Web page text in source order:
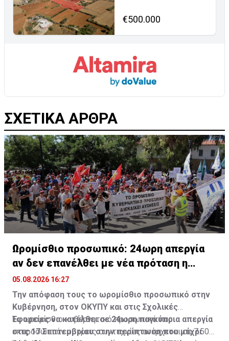
€500.000
ΣΧΕΤΙΚΑ ΑΡΘΡΑ
Ωρομίσθιο προσωπικό: 24ωρη απεργία
αν δεν επανέλθει με νέα πρόταση η
Κυβέρνηση
05.08.2026 16:27
Την απόφαση τους το ωρομίσθιο προσωπικό στην
Κυβέρνηση, στον ΟΚΥΠΥ και στις Σχολικές
Εφορείες να κατέλθει σε 24ωρη παγκύπρια απεργία
στις 17 Σεπτεμβρίου στην περίπτωση που μέχρι
Το ωρομίσθιο κυβερνητικό προσωπικό που
εκπροσωπούν οι τρεις συντεχνίες ανέρχεται σε 7.500